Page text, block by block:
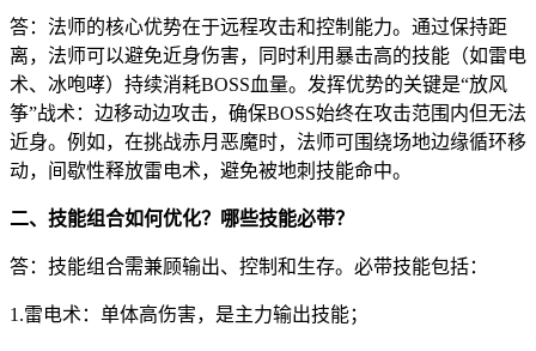
答：法师的核心优势在于远程攻击和控制能力。通过保持距
离，法师可以避免近身伤害，同时利用暴击高的技能（如雷电
术、冰咆哮）持续消耗BOSS血量。发挥优势的关键是“放风
筝”战术：边移动边攻击，确保BOSS始终在攻击范围内但无法
近身。例如，在挑战赤月恶魔时，法师可围绕场地边缘循环移
动，间歇性释放雷电术，避免被地刺技能命中。
二、技能组合如何优化？哪些技能必带？
答：技能组合需兼顾输出、控制和生存。必带技能包括：
1.雷电术：单体高伤害，是主力输出技能；